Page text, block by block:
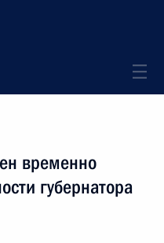
временно
губернатора